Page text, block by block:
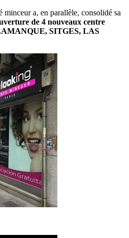
a, en parallèle, consolidé sa
de 4 nouveaux centre
SITGES, LAS